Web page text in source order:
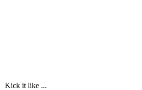
Kick it like ...